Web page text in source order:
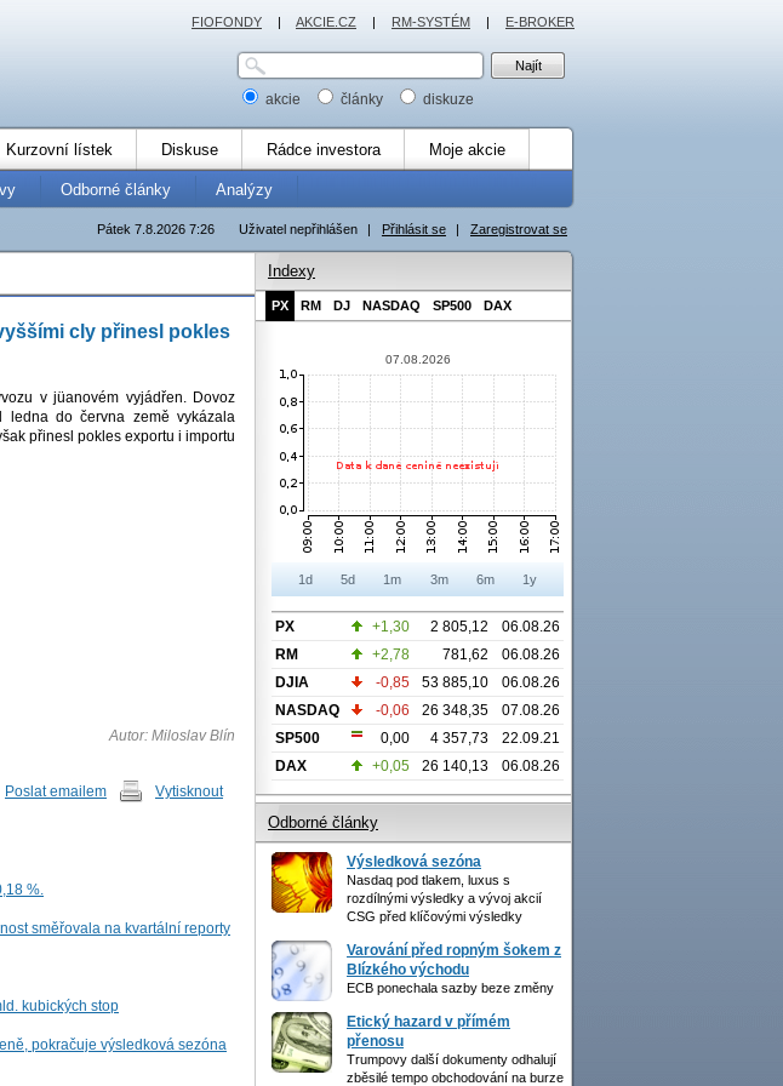
akcie články diskuze
Kurzovní lístek Diskuse Rádce investora Moje akcie
Odborné články Analýzy
Uživatel nepřihlášen | Přihlásit se | Zaregistrovat se
Pátek 7.8.2026 7:26
cly přinesl pokles
v jüanovém vyjádřen. Dovoz
do června země vykázala
přinesl pokles exportu i importu
Autor: Miloslav Blín
Poslat emailem Vytisknout
%.
směřovala na kvartální reporty
kubických stop
pokračuje výsledková sezóna
Indexy
PX RM DJ NASDAQ SP500 DAX
07.08.2026
1d 5d 1m 3m 6m 1y
PX +1,30 2 805,12
06.08.26
RM
+2,78 781,62
06.08.26
DJIA
-0,85 53 885,10
06.08.26
NASDAQ
-0,06 26 348,35
07.08.26
SP500
0,00 4 357,73
22.09.21
DAX
+0,05 26 140,13 06.08.26
Odborné články
Výsledková sezóna
Nasdaq pod tlakem, luxus s
rozdílnými výsledky a vývoj akcií
CSG před klíčovými výsledky
Varování před ropným šokem z
Blízkého východu
ECB ponechala sazby beze změny
Etický hazard v přímém
přenosu
Trumpovy další dokumenty odhalují
zběsilé tempo obchodování na burze
FIOFONDY | AKCIE.CZ | RM-SYSTÉM | E-BROKER